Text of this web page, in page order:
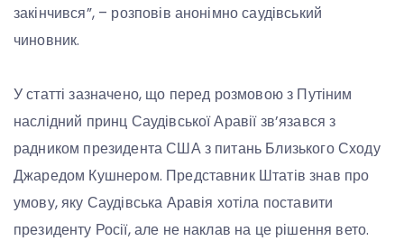
закінчився”, – розповів анонімно саудівський
чиновник.
У статті зазначено, що перед розмовою з Путіним
наслідний принц Саудівської Аравії зв’язався з
радником президента США з питань Близького Сходу
Джаредом Кушнером. Представник Штатів знав про
умову, яку Саудівська Аравія хотіла поставити
президенту Росії, але не наклав на це рішення вето.